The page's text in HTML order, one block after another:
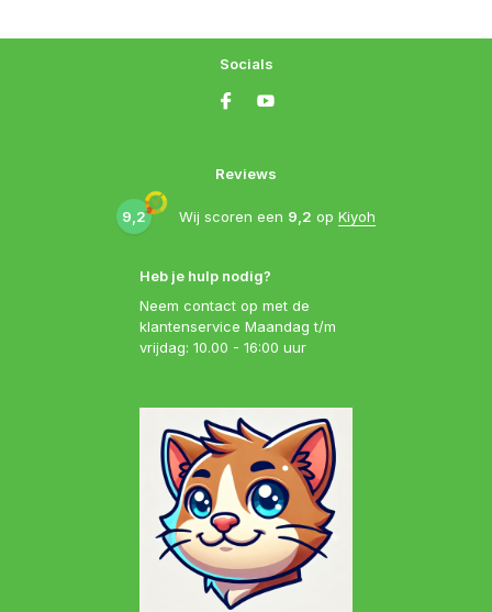
Heb je hulp nodig?
Neem contact op met de
klantenservice Maandag t/m
vrijdag: 10.00 - 16:00 uur
Reviews
9,2 Wij scoren een 9,2 op Kiyoh
Socials